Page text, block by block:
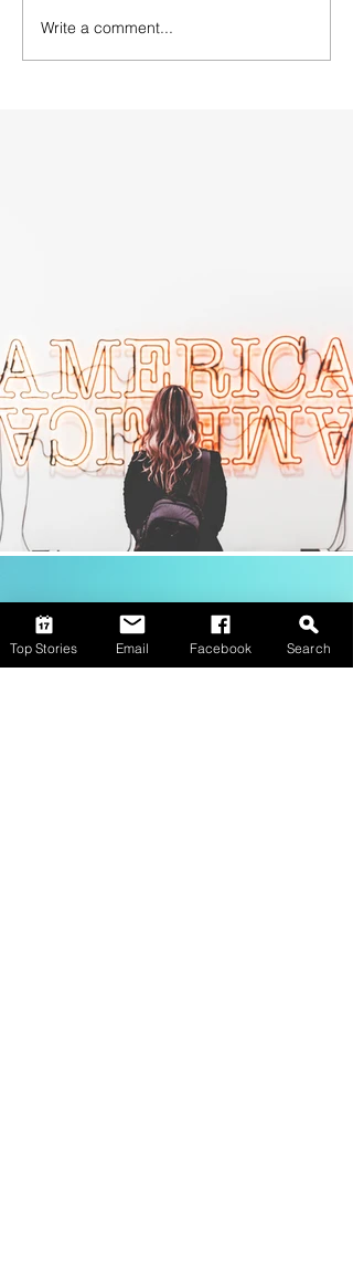
Write a comment...
Top Stories Email Facebook Search